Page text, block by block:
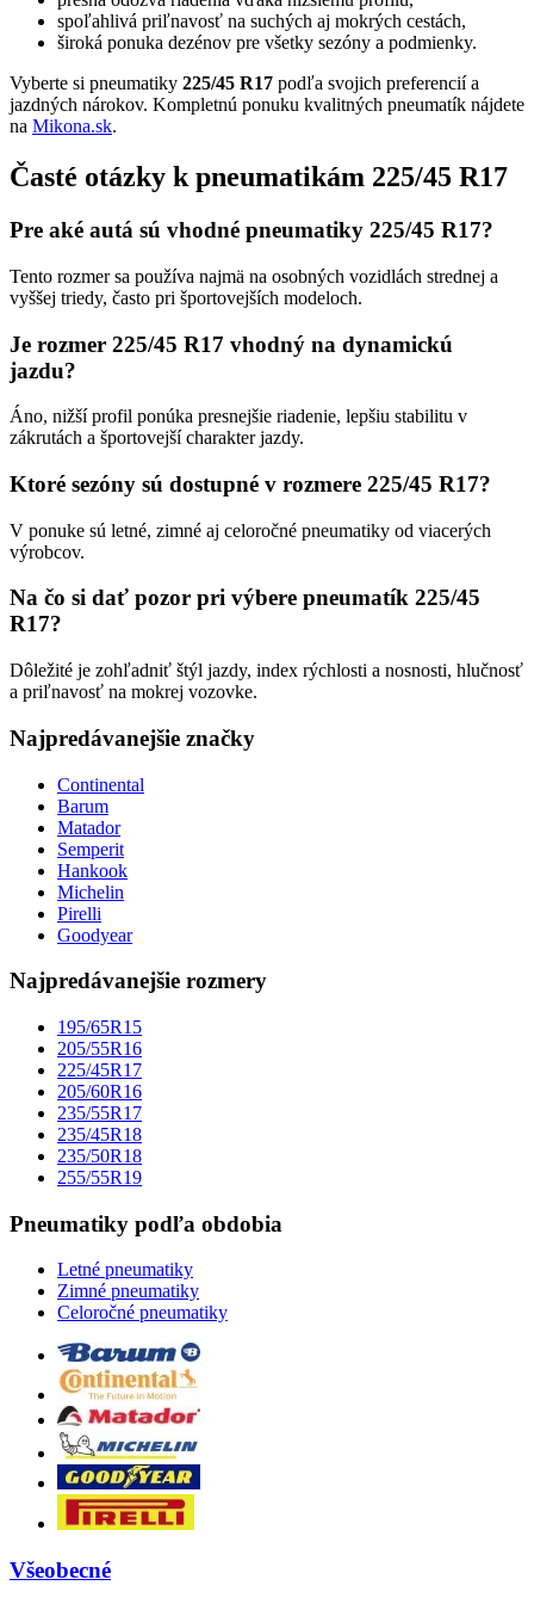
spoľahlivá priľnavosť na suchých aj mokrých cestách,
široká ponuka dezénov pre všetky sezóny a podmienky.
Vyberte si pneumatiky 225/45 R17 podľa svojich preferencií a
jazdných nárokov. Kompletnú ponuku kvalitných pneumatík nájdete
na Mikona.sk.
Časté otázky k pneumatikám 225/45 R17
Pre aké autá sú vhodné pneumatiky 225/45 R17?
Tento rozmer sa používa najmä na osobných vozidlách strednej a
vyššej triedy, často pri športovejších modeloch.
Je rozmer 225/45 R17 vhodný na dynamickú
jazdu?
Áno, nižší profil ponúka presnejšie riadenie, lepšiu stabilitu v
zákrutách a športovejší charakter jazdy.
Ktoré sezóny sú dostupné v rozmere 225/45 R17?
V ponuke sú letné, zimné aj celoročné pneumatiky od viacerých
výrobcov.
Na čo si dať pozor pri výbere pneumatík 225/45
R17?
Dôležité je zohľadniť štýl jazdy, index rýchlosti a nosnosti, hlučnosť
a priľnavosť na mokrej vozovke.
Najpredávanejšie značky
Continental
Barum
Matador
Semperit
Hankook
Michelin
Pirelli
Goodyear
Najpredávanejšie rozmery
195/65R15
205/55R16
225/45R17
205/60R16
235/55R17
235/45R18
235/50R18
255/55R19
Pneumatiky podľa obdobia
Letné pneumatiky
Zimné pneumatiky
Celoročné pneumatiky
Všeobecné